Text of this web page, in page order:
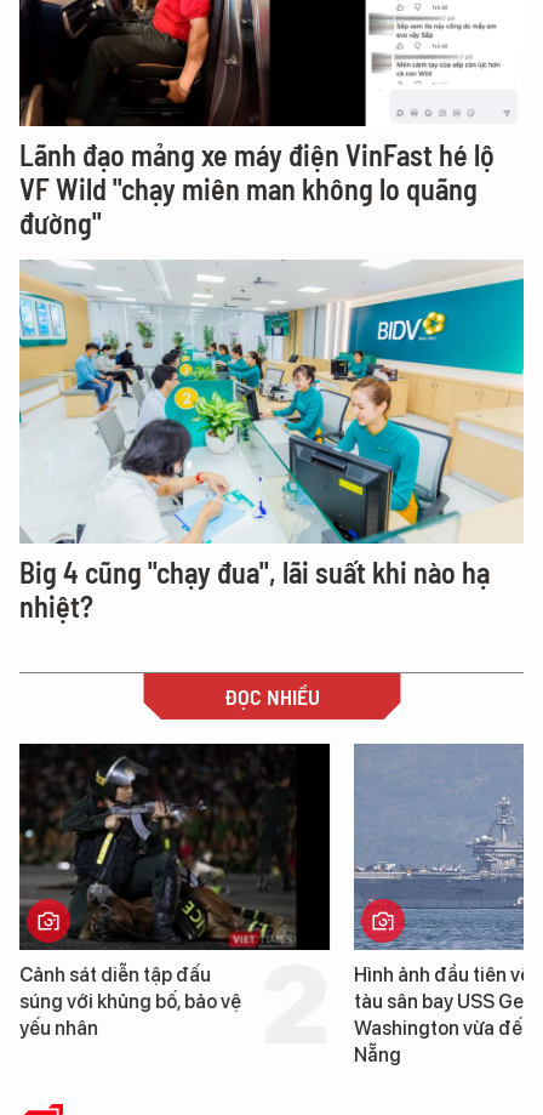
Lãnh đạo mảng xe máy điện VinFast hé lộ
VF Wild "chạy miên man không lo quãng
đường"
Big 4 cũng "chạy đua", lãi suất khi nào hạ
nhiệt?
ĐỌC NHIỀU
Cảnh sát diễn tập đấu
súng với khủng bố, bảo vệ
yếu nhân
Hình ảnh đầu tiên về
tàu sân bay USS
Washington vừa đến
Nẵng